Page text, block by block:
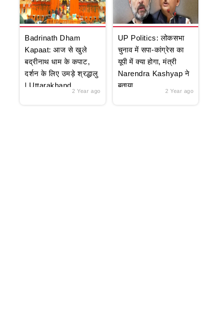
Badrinath Dham
Kapaat: आज से खुले
बद्रीनाथ धाम के कपाट,
दर्शन के लिए उमड़े श्रद्धालु
| Uttarakhand
2 Year ago
UP Politics: लोकसभा
चुनाव में सपा-कांग्रेस का
यूपी में क्या होगा, मंत्री
Narendra Kashyap ने
बताया
2 Year ago